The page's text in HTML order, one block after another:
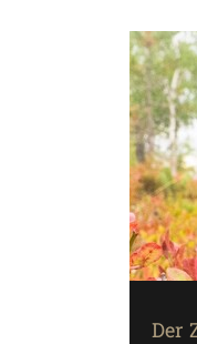
Der